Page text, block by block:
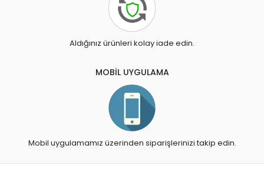
Aldığınız ürünleri kolay iade edin.
MOBİL UYGULAMA
Mobil uygulamamız üzerinden siparişlerinizi takip edin.